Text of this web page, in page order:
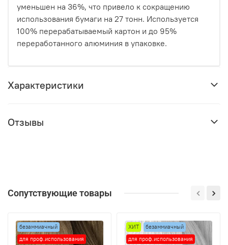
уменьшен на 36%, что привело к сокращению
использования бумаги на 27 тонн. Используется
100% перерабатываемый картон и до 95%
переработанного алюминия в упаковке.
Характеристики
Отзывы
Сопутствующие товары
безаммиачный
для проф.использования
ХИТ
безаммиачный
для проф.использования